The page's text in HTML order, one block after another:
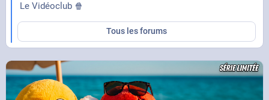
Le Vidéoclub 🍿
Tous les forums